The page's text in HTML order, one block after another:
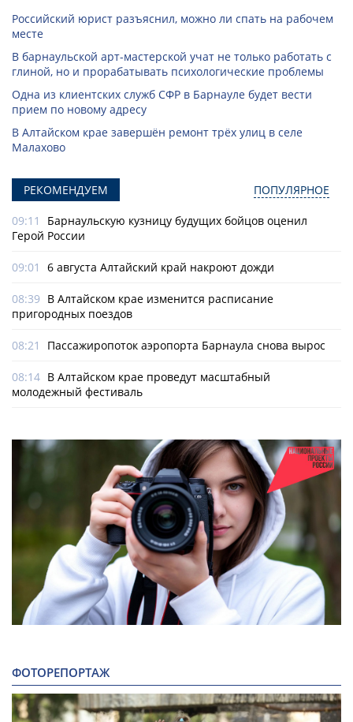
Российский юрист разъяснил, можно ли спать на рабочем
месте
В барнаульской арт-мастерской учат не только работать с
глиной, но и прорабатывать психологические проблемы
Одна из клиентских служб СФР в Барнауле будет вести
прием по новому адресу
В Алтайском крае завершён ремонт трёх улиц в селе
Малахово
РЕКОМЕНДУЕМ ПОПУЛЯРНОЕ
09:11
Барнаульскую кузницу будущих бойцов оценил
Герой России
09:01 6 августа Алтайский край накроют дожди
08:39 В Алтайском крае изменится расписание
пригородных поездов
08:21 Пассажиропоток аэропорта Барнаула снова вырос
08:14 В Алтайском крае проведут масштабный
молодежный фестиваль
ФОТОРЕПОРТАЖ